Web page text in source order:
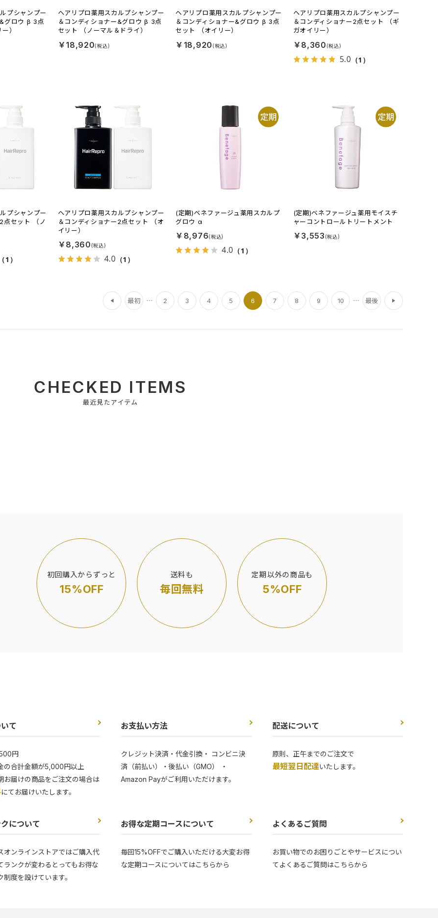
プシャンプー
グロウ β 3点
）
ヘアリプロ薬用スカルプシャンプー
＆コンディショナー&グロウ β 3点
セット （ノーマル＆ドライ）
￥18,920
ヘアリプロ薬用スカルプシャンプー
＆コンディショナー&グロウ β 3点
セット （オイリー）
￥18,920
ヘアリプロ薬用スカルプシャンプー
＆コンディショナー2点セット （ギ
ガオイリー）
￥8,360
5.0 （1）
プシャンプー
点セット （ノ
（1）
ヘアリプロ薬用スカルプシャンプー
＆コンディショナー2点セット （オ
イリー）
￥8,360
4.0 （1）
(定期)ベネファージュ薬用スカルプ
グロウ α
￥8,976
4.0 （1）
(定期)ベネファージュ薬用モイスチ
ャーコントロールトリートメント
￥3,553
最初
前
2 3 4 5 6 7 8 9 10 最後
CHECKED ITEMS
最近見たアイテム
初回購入からずっと
15%OFF
送料も
毎回無料
定期以外の商品も
5%OFF
て
円
の合計金額が5,000円以上
お届けの商品をご注文の場合は
にてお届けいたします。
お支払い方法
クレジット決済・代金引換・ コンビニ決
済（前払い）・後払い（GMO） ・
Amazon Payがご利用いただけます。
配送について
原則、正午までのご注文で
最短翌日配達いたします。
について
オンラインストアではご購入代
ランクが変わるとってもお得な
制度を設けています。
お得な定期コースについて
毎回15%OFFでご購入いただける大変お得
な定期コースについてはこちらから
よくあるご質問
お買い物でのお困りごとやサービスについ
てよくあるご質問はこちらから